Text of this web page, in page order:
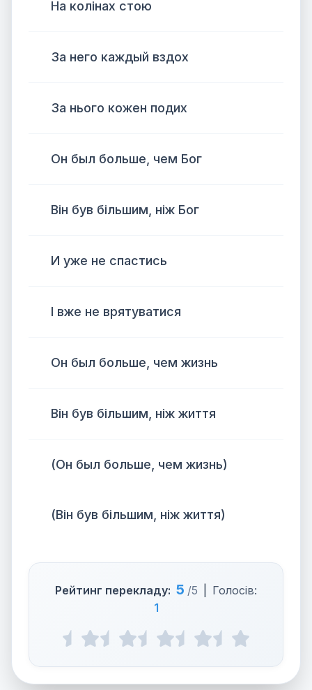
На колінах стою
За него каждый вздох
За нього кожен подих
Он был больше, чем Бог
Він був більшим, ніж Бог
И уже не спастись
І вже не врятуватися
Он был больше, чем жизнь
Він був більшим, ніж життя
(Он был больше, чем жизнь)
(Він був більшим, ніж життя)
Рейтинг перекладу: 5 /5
Голосів:
1